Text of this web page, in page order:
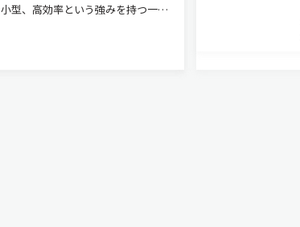
型、高効率という強みを持つ一方
フォトニック結晶レーザーはその
ある。その研究の先駆者である京